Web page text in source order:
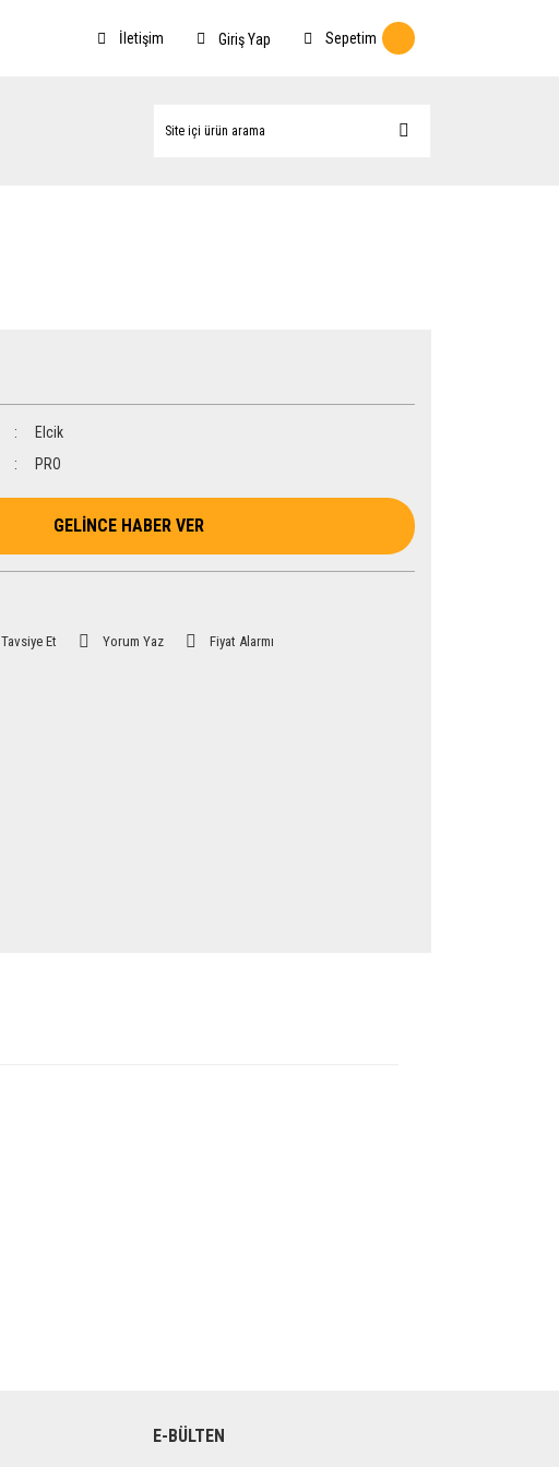
İletişim Giriş Yap Sepetim
Elcik
PRO
GELİNCE HABER VER
Tavsiye Et Yorum Yaz Fiyat Alarmı
E-BÜLTEN